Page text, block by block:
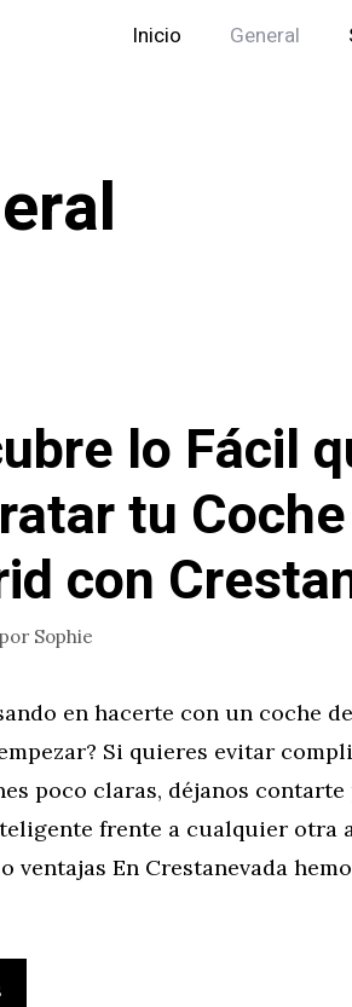
Inicio General
lo Fácil
tu
con
por Sophie
en hacerte con un coche
Si quieres evitar
poco claras, déjanos contarte
frente a cualquier otra
ventajas En Crestanevada